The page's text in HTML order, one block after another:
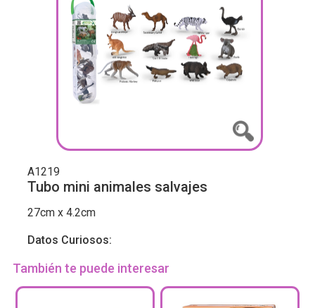
A1219
Tubo mini animales salvajes
27cm x 4.2cm
Datos Curiosos:
También te puede interesar